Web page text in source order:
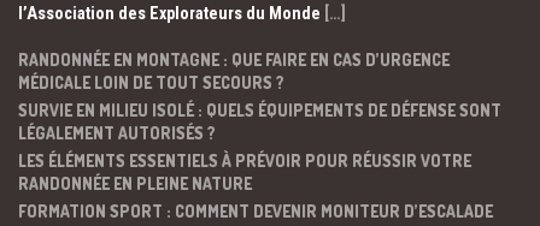
l’Association des Explorateurs du Monde […]
RANDONNÉE EN MONTAGNE : QUE FAIRE EN CAS D’URGENCE
MÉDICALE LOIN DE TOUT SECOURS ?
SURVIE EN MILIEU ISOLÉ : QUELS ÉQUIPEMENTS DE DÉFENSE SONT
LÉGALEMENT AUTORISÉS ?
LES ÉLÉMENTS ESSENTIELS À PRÉVOIR POUR RÉUSSIR VOTRE
RANDONNÉE EN PLEINE NATURE
FORMATION SPORT : COMMENT DEVENIR MONITEUR D’ESCALADE